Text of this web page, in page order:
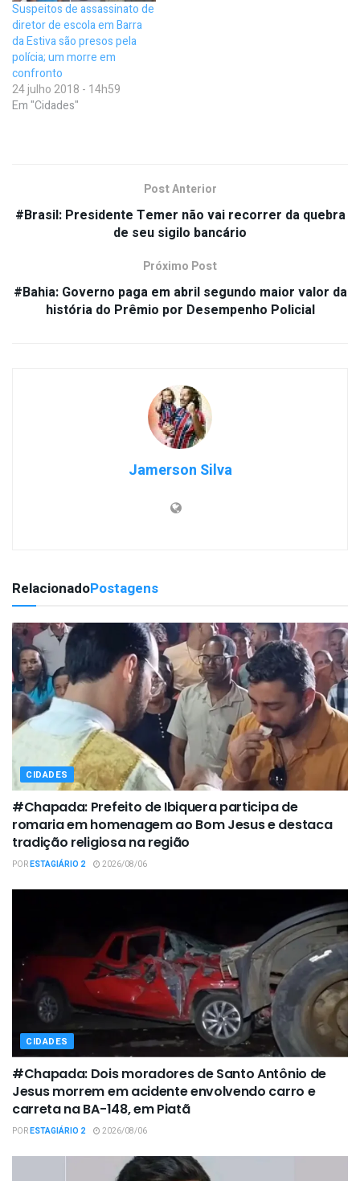
Suspeitos de assassinato de
diretor de escola em Barra
da Estiva são presos pela
polícia; um morre em
confronto
24 julho 2018 - 14h59
Em "Cidades"
Post Anterior
#Brasil: Presidente Temer não vai recorrer da quebra
de seu sigilo bancário
Próximo Post
#Bahia: Governo paga em abril segundo maior valor da
história do Prêmio por Desempenho Policial
Jamerson Silva
RelacionadoPostagens
CIDADES
#Chapada: Prefeito de Ibiquera participa de
romaria em homenagem ao Bom Jesus e destaca
tradição religiosa na região
PORESTAGIÁRIO 2 2026/08/06
CIDADES
#Chapada: Dois moradores de Santo Antônio de
Jesus morrem em acidente envolvendo carro e
carreta na BA-148, em Piatã
PORESTAGIÁRIO 2 2026/08/06